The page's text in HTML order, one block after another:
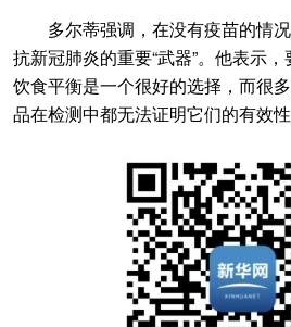
多尔蒂强调，在没有疫苗的情况
抗新冠肺炎的重要“武器”。他表示
饮食平衡是一个很好的选择，而很
品在检测中都无法证明它们的有效性